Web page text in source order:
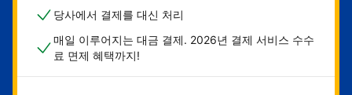
당사에서 결제를 대신 처리
매일 이루어지는 대금 결제. 2026년 결제 서비스 수수
료 면제 혜택까지!